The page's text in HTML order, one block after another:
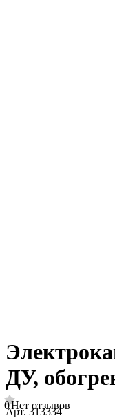
ДУ,
0Нет отзывов
Арт.313334